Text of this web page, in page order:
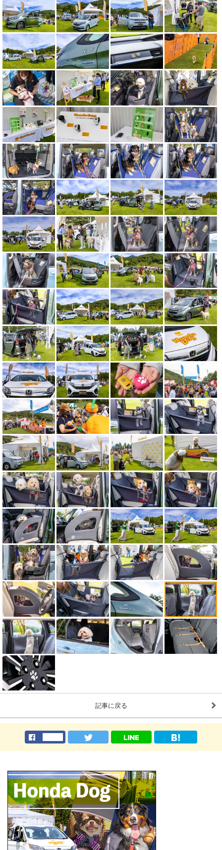
記事に戻る